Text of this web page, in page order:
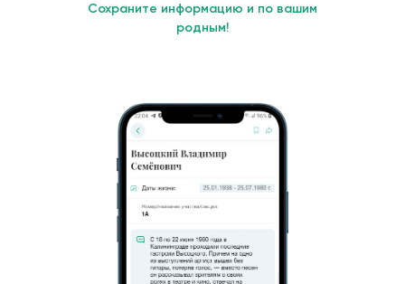
Сохраните информацию и по вашим
родным!